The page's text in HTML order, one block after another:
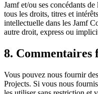
Jamf et/ou ses concédants
tous les droits, titres et
intellectuelle dans les Jamf
autre droit, express ou
8. Commentaires
Vous pouvez nous fournir
Projects. Si vous nous